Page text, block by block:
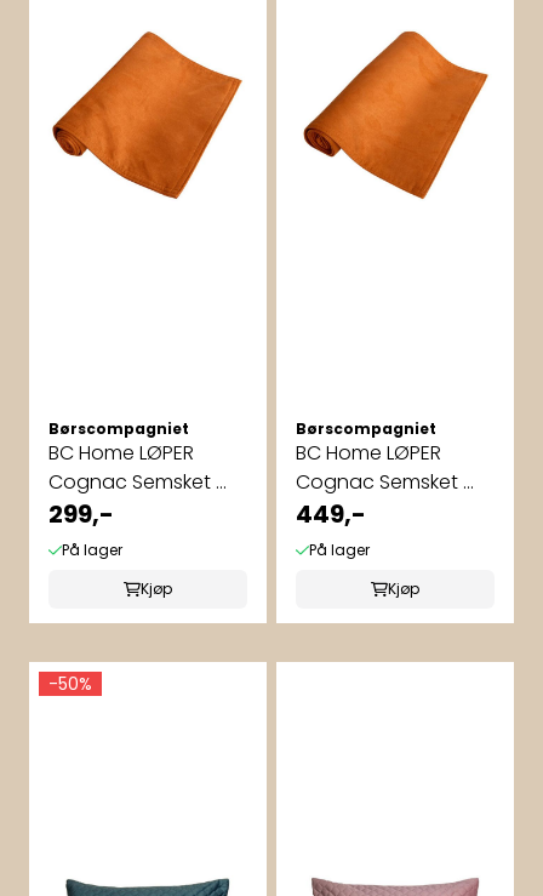
Børscompagniet
BC Home LØPER
Cognac Semsket ...
299,-
På lager
Kjøp
Børscompagniet
BC Home LØPER
Cognac Semsket ...
449,-
På lager
Kjøp
-50%